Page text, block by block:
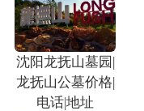
沈阳龙抚山墓园|
龙抚山公墓价格|
电话|地址